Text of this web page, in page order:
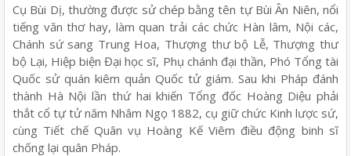
Cụ Bùi Dị, thường được sử chép bằng tên tự Bùi Ân Niên, nổi
tiếng văn thơ hay, làm quan trải các chức Hàn lâm, Nội các,
Chánh sứ sang Trung Hoa, Thượng thư bộ Lễ, Thượng thư
bộ Lại, Hiệp biện Đại học sĩ, Phụ chánh đại thần, Phó Tổng tài
Quốc sử quán kiêm quản Quốc tử giám. Sau khi Pháp đánh
thành Hà Nội lần thứ hai khiến Tổng đốc Hoàng Diệu phải
thắt cổ tự tử năm Nhâm Ngọ 1882, cụ giữ chức Kinh lược sứ,
cùng Tiết chế Quân vụ Hoàng Kế Viêm điều động binh sĩ
chống lại quân Pháp.